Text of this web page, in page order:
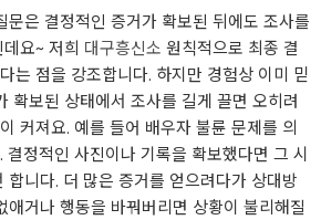
문은 결정적인 증거가 확보된 뒤에도 조사를
요~ 저희 대구흥신소 원칙적으로 최종 결
는 점을 강조합니다. 하지만 경험상 이미 믿
확보된 상태에서 조사를 길게 끌면 오히려
커져요. 예를 들어 배우자 불륜 문제를 의
결정적인 사진이나 기록을 확보했다면 그 시
합니다. 더 많은 증거를 얻으려다가 상대방
애거나 행동을 바꿔버리면 상황이 불리해질